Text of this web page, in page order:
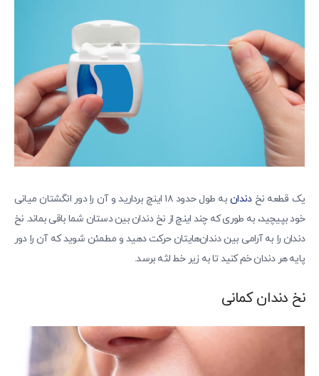
یک قطعه نخدندان
به طول حدود ۱۸ اینچ بردارید و آن را دور انگشتان میانی
خود بپیچید، به طوری که چند اینچ از نخ دندان بین دستان شما باقی بماند. نخ
دندان را به آرامی بین دندان‌هایتان حرکت دهید و مطمئن شوید که آن را دور
پایه هر دندان خم کنید تا به زیر خط لثه برسد.
نخ دندان کمانی